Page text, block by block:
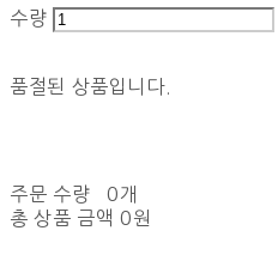
수량
품절된 상품입니다.
주문 수량
0개
총 상품 금액 0원